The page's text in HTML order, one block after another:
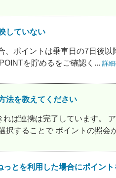
していない
ポイントは乗車日の7日後以
を貯めるをご確認く... 詳
法を教えてください
ば連携は完了しています。
択することで ポイントの照会
とを利用した場合にポイン